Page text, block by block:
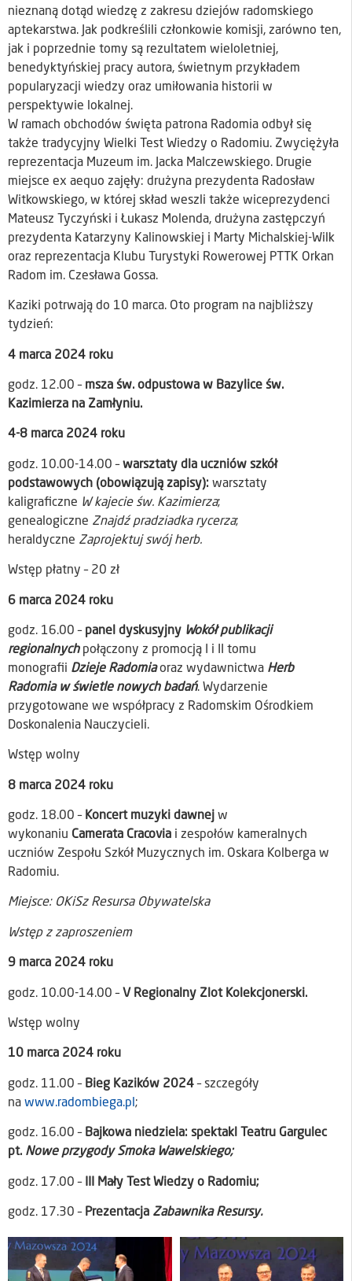
nieznaną dotąd wiedzę z zakresu dziejów radomskiego
aptekarstwa. Jak podkreślili członkowie komisji, zarówno ten,
jak i poprzednie tomy są rezultatem wieloletniej,
benedyktyńskiej pracy autora, świetnym przykładem
popularyzacji wiedzy oraz umiłowania historii w
perspektywie lokalnej.
W ramach obchodów święta patrona Radomia odbył się
także tradycyjny Wielki Test Wiedzy o Radomiu. Zwyciężyła
reprezentacja Muzeum im. Jacka Malczewskiego. Drugie
miejsce ex aequo zajęły: drużyna prezydenta Radosław
Witkowskiego, w której skład weszli także wiceprezydenci
Mateusz Tyczyński i Łukasz Molenda, drużyna zastępczyń
prezydenta Katarzyny Kalinowskiej i Marty Michalskiej-Wilk
oraz reprezentacja Klubu Turystyki Rowerowej PTTK Orkan
Radom im. Czesława Gossa.
Kaziki potrwają do 10 marca. Oto program na najbliższy
tydzień:
4 marca 2024 roku
godz. 12.00 – msza św. odpustowa w Bazylice św.
Kazimierza na Zamłyniu.
4-8 marca 2024 roku
godz. 10.00-14.00 –warsztaty dla uczniów szkół
podstawowych (obowiązują zapisy): warsztaty
kaligraficzne W kajecie św. Kazimierza;
genealogiczne Znajdź pradziadka rycerza;
heraldyczne Zaprojektuj swój herb.
Wstęp płatny – 20 zł
6 marca 2024 roku
godz. 16.00 – panel dyskusyjny Wokół publikacji
regionalnychpołączony z promocją I i II tomu
monografii Dzieje Radomiaoraz wydawnictwa Herb
Radomia w świetle nowych badań. Wydarzenie
przygotowane we współpracy z Radomskim Ośrodkiem
Doskonalenia Nauczycieli.
Wstęp wolny
8 marca 2024 roku
godz. 18.00 – Koncert muzyki dawnej w
wykonaniu Camerata Cracovia i zespołów kameralnych
uczniów Zespołu Szkół Muzycznych im. Oskara Kolberga w
Radomiu.
Miejsce: OKiSz Resursa Obywatelska
Wstęp z zaproszeniem
9 marca 2024 roku
godz. 10.00-14.00 – V Regionalny Zlot Kolekcjonerski.
Wstęp wolny
10 marca 2024 roku
godz. 11.00 – Bieg Kazików 2024– szczegóły
na www.radombiega.pl ;
godz. 16.00 – Bajkowa niedziela: spektakl Teatru Gargulec
pt. Nowe przygody Smoka Wawelskiego;
godz. 17.00 – III Mały Test Wiedzy o Radomiu;
godz. 17.30 – Prezentacja Zabawnika Resursy.